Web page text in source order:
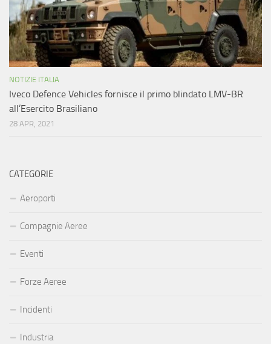
NOTIZIE ITALIA
Iveco Defence Vehicles fornisce il primo blindato LMV-BR
all’Esercito Brasiliano
28 APR, 2021
CATEGORIE
Aeroporti
Compagnie Aeree
Eventi
Forze Aeree
Incidenti
Industria